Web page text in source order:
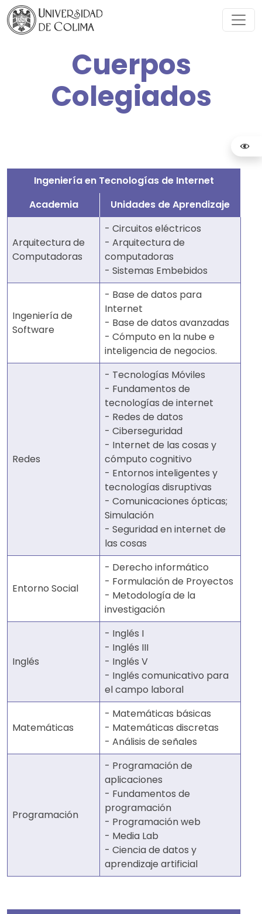
Cuerpos
Colegiados
Ingeniería en Tecnologías de Internet
Academia
Unidades de Aprendizaje
Arquitectura de
Computadoras
- Circuitos eléctricos
- Arquitectura de
computadoras
- Sistemas Embebidos
Ingeniería de
Software
- Base de datos para
Internet
- Base de datos avanzadas
- Cómputo en la nube e
inteligencia de negocios.
Redes
- Tecnologías Móviles
- Fundamentos de
tecnologías de internet
- Redes de datos
- Ciberseguridad
- Internet de las cosas y
cómputo cognitivo
- Entornos inteligentes y
tecnologías disruptivas
- Comunicaciones ópticas;
Simulación
- Seguridad en internet de
las cosas
Entorno Social
- Derecho informático
- Formulación de Proyectos
- Metodología de la
investigación
Inglés
- Inglés I
- Inglés III
- Inglés V
- Inglés comunicativo para
el campo laboral
Matemáticas
- Matemáticas básicas
- Matemáticas discretas
- Análisis de señales
Programación
- Programación de
aplicaciones
- Fundamentos de
programación
- Programación web
- Media Lab
- Ciencia de datos y
aprendizaje artificial